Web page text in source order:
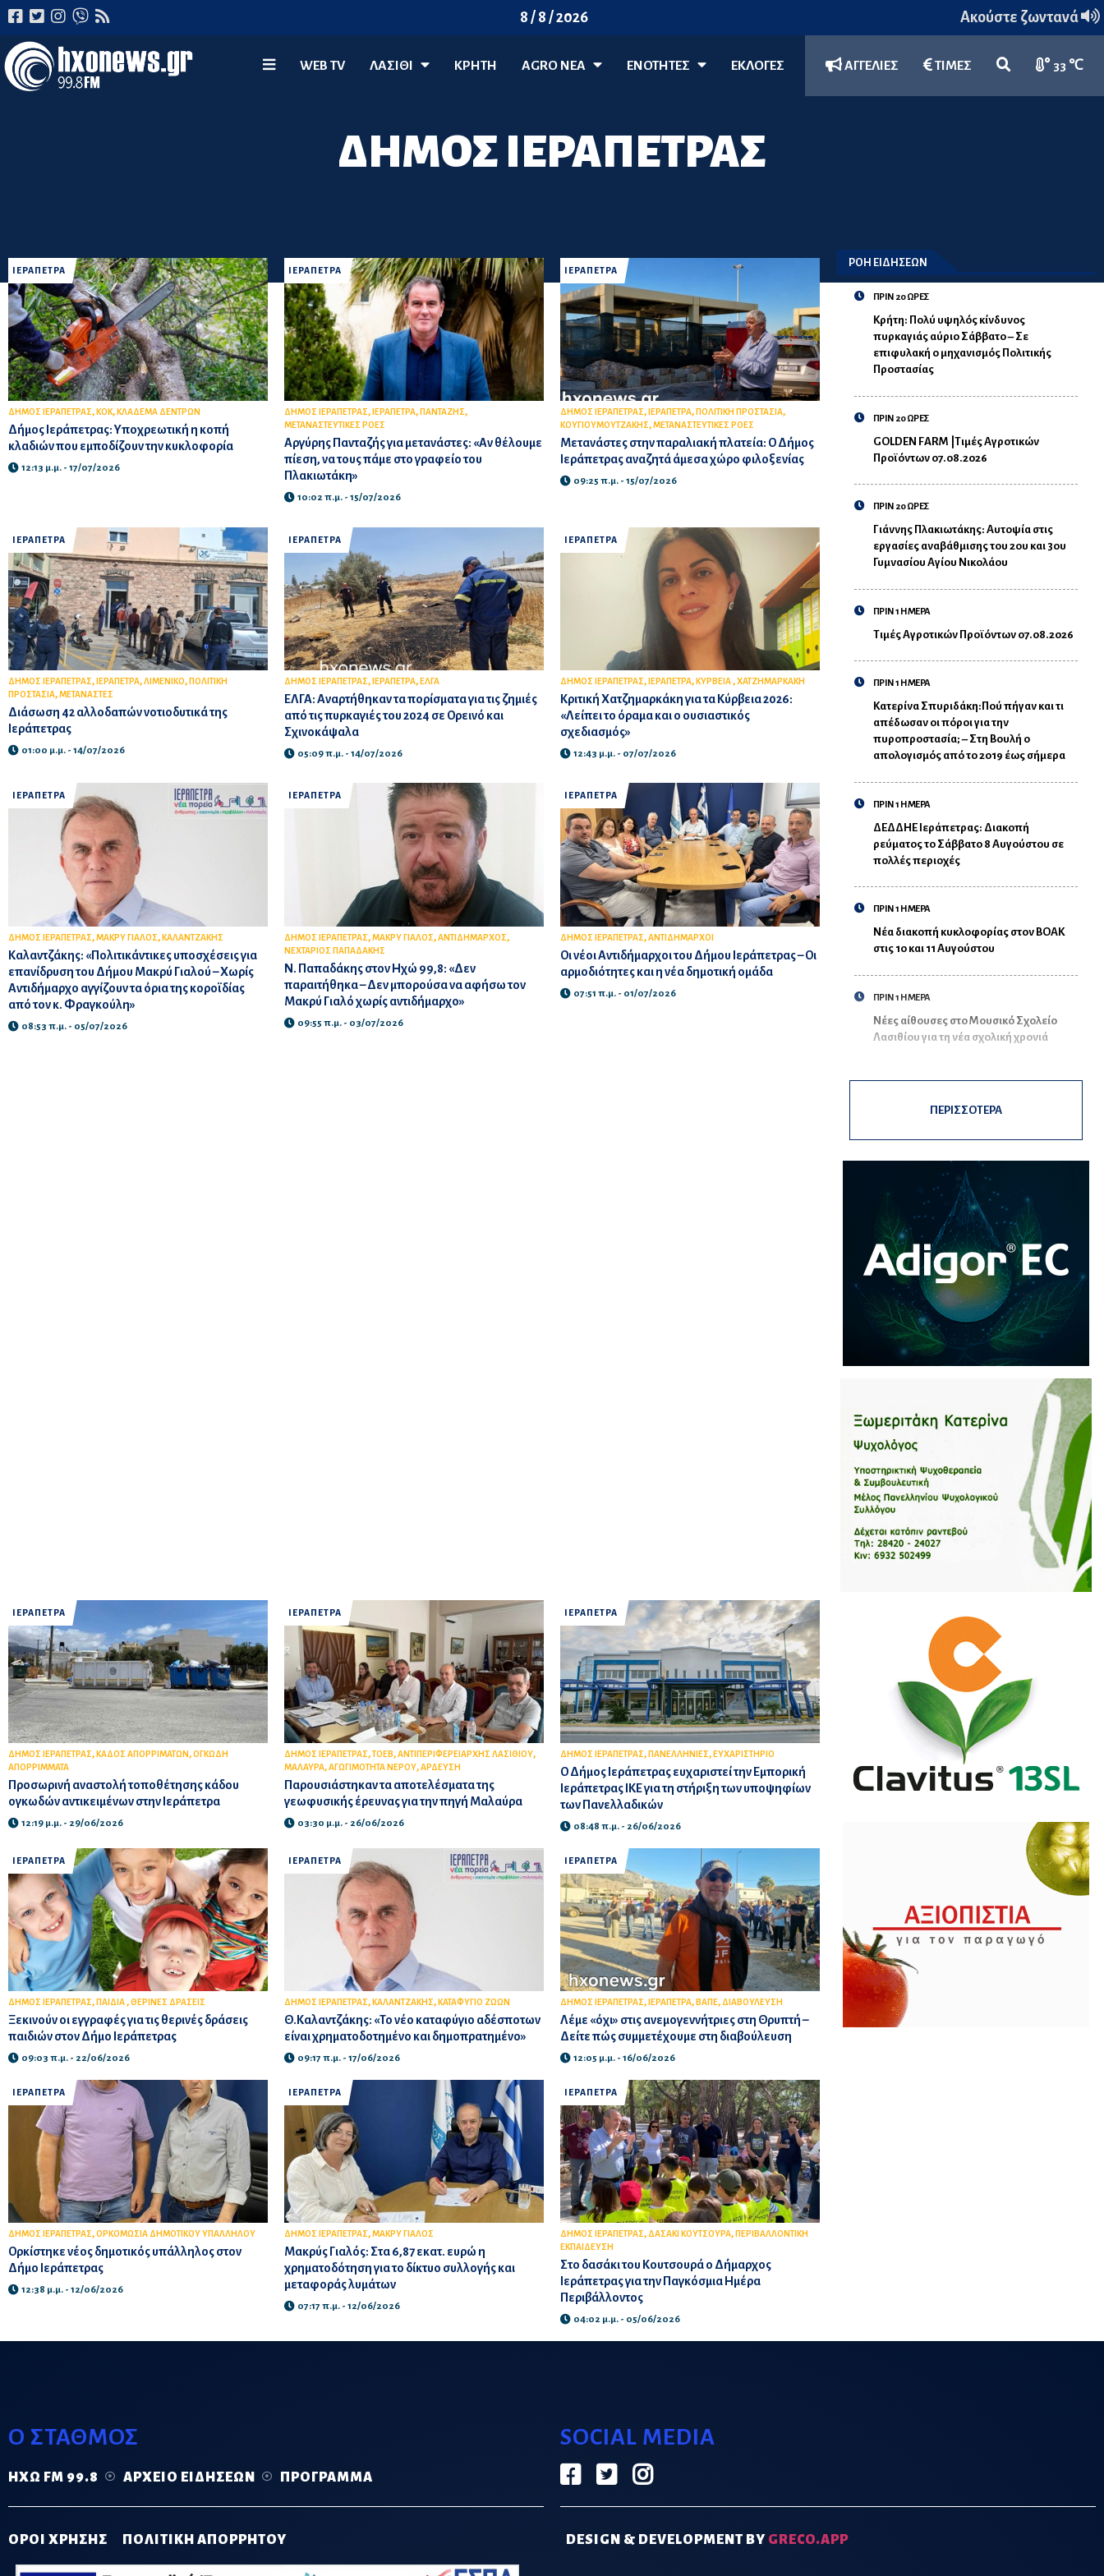
8 / 8 / 2026 Ακούστε ζωντανά
WEB TV ΛΑΣΊΘΙ ΚΡΗΤΗ AGRO ΝΈΑ ΕΝΟΤΗΤΕΣ ΕΚΛΟΓΕΣ ΑΓΓΕΛΙΕΣ ΤΙΜΕΣ 33 ℃
ΔΗΜΟΣ ΙΕΡΑΠΕΤΡΑΣ
ΙΕΡΑΠΕΤΡΑ
ΔΗΜΟΣ ΙΕΡΑΠΕΤΡΑΣ, ΚΟΚ, ΚΛΑΔΕΜΑ ΔΕΝΤΡΩΝ
Δήμος Ιεράπετρας: Υποχρεωτική η κοπή
κλαδιών που εμποδίζουν την κυκλοφορία
12:13 μ.μ. - 17/07/2026
ΙΕΡΑΠΕΤΡΑ
ΔΗΜΟΣ ΙΕΡΑΠΕΤΡΑΣ, ΙΕΡΑΠΕΤΡΑ, ΠΑΝΤΑΖΗΣ,
ΜΕΤΑΝΑΣΤΕΥΤΙΚΕΣ ΡΟΕΣ
Αργύρης Πανταζής για μετανάστες: «Αν θέλουμε
πίεση, να τους πάμε στο γραφείο του
Πλακιωτάκη»
10:02 π.μ. - 15/07/2026
ΙΕΡΑΠΕΤΡΑ
ΔΗΜΟΣ ΙΕΡΑΠΕΤΡΑΣ, ΙΕΡΑΠΕΤΡΑ, ΠΟΛΙΤΙΚΗ ΠΡΟΣΤΑΣΙΑ,
ΚΟΥΓΙΟΥΜΟΥΤΖΑΚΗΣ,ΜΕΤΑΝΑΣΤΕΥΤΙΚΕΣ ΡΟΕΣ
Μετανάστες στην παραλιακή πλατεία: Ο Δήμος
Ιεράπετρας αναζητά άμεσα χώρο φιλοξενίας
09:25 π.μ. - 15/07/2026
ΙΕΡΑΠΕΤΡΑ
ΔΗΜΟΣ ΙΕΡΑΠΕΤΡΑΣ, ΙΕΡΑΠΕΤΡΑ,ΛΙΜΕΝΙΚΟ, ΠΟΛΙΤΙΚΗ
ΠΡΟΣΤΑΣΙΑ,ΜΕΤΑΝΑΣΤΕΣ
Διάσωση 42 αλλοδαπών νοτιοδυτικά της
Ιεράπετρας
01:00 μ.μ. - 14/07/2026
ΙΕΡΑΠΕΤΡΑ
ΔΗΜΟΣ ΙΕΡΑΠΕΤΡΑΣ, ΙΕΡΑΠΕΤΡΑ, ΕΛΓΑ
ΕΛΓΑ: Αναρτήθηκαν τα πορίσματα για τις ζημιές
από τις πυρκαγιές του 2024 σε Ορεινό και
Σχινοκάψαλα
05:09 π.μ. - 14/07/2026
ΙΕΡΑΠΕΤΡΑ
ΔΗΜΟΣ ΙΕΡΑΠΕΤΡΑΣ, ΙΕΡΑΠΕΤΡΑ, ΚΥΡΒΕΙΑ,ΧΑΤΖΗΜΑΡΚΑΚΗ
Κριτική Χατζημαρκάκη για τα Κύρβεια 2026:
«Λείπει το όραμα και ο ουσιαστικός
σχεδιασμός»
12:43 μ.μ. - 07/07/2026
ΙΕΡΑΠΕΤΡΑ
ΔΗΜΟΣ ΙΕΡΑΠΕΤΡΑΣ,ΜΑΚΡΥ ΓΙΑΛΟΣ, ΚΑΛΑΝΤΖΑΚΗΣ
Καλαντζάκης: «Πολιτικάντικες υποσχέσεις για
επανίδρυση του Δήμου Μακρύ Γιαλού – Xωρίς
Αντιδήμαρχο αγγίζουν τα όρια της κοροϊδίας
από τον κ. Φραγκούλη»
08:53 π.μ. - 05/07/2026
ΙΕΡΑΠΕΤΡΑ
ΔΗΜΟΣ ΙΕΡΑΠΕΤΡΑΣ,ΜΑΚΡΥ ΓΙΑΛΟΣ,ΑΝΤΙΔΗΜΑΡΧΟΣ,
ΝΕΧΤΑΡΙΟΣ ΠΑΠΑΔΑΚΗΣ
Ν. Παπαδάκης στον Ηχώ 99,8: «Δεν
παραιτήθηκα – Δεν μπορούσα να αφήσω τον
Μακρύ Γιαλό χωρίς αντιδήμαρχο»
09:55 π.μ. - 03/07/2026
ΙΕΡΑΠΕΤΡΑ
ΔΗΜΟΣ ΙΕΡΑΠΕΤΡΑΣ,ΑΝΤΙΔΗΜΑΡΧΟΙ
Οι νέοι Αντιδήμαρχοι του Δήμου Ιεράπετρας – Οι
αρμοδιότητες και η νέα δημοτική ομάδα
07:51 π.μ. - 01/07/2026
ΡΟΗ ΕΙΔΗΣΕΩΝ
ΠΡΙΝ 20 ΩΡΕΣ
Κρήτη: Πολύ υψηλός κίνδυνος
πυρκαγιάς αύριο Σάββατο – Σε
επιφυλακή ο μηχανισμός Πολιτικής
Προστασίας
ΠΡΙΝ 20 ΩΡΕΣ
GOLDEN FARM |Τιμές Αγροτικών
Προϊόντων 07.08.2026
ΠΡΙΝ 20 ΩΡΕΣ
Γιάννης Πλακιωτάκης: Αυτοψία στις
εργασίες αναβάθμισης του 2ου και 3ου
Γυμνασίου Αγίου Νικολάου
ΠΡΙΝ 1 ΗΜΕΡΑ
Τιμές Αγροτικών Προϊόντων 07.08.2026
ΠΡΙΝ 1 ΗΜΕΡΑ
Κατερίνα Σπυριδάκη:Πού πήγαν και τι
απέδωσαν οι πόροι για την
πυροπροστασία; – Στη Βουλή ο
απολογισμός από το 2019 έως σήμερα
ΠΡΙΝ 1 ΗΜΕΡΑ
ΔΕΔΔΗΕ Ιεράπετρας: Διακοπή
ρεύματος το Σάββατο 8 Αυγούστου σε
πολλές περιοχές
ΠΡΙΝ 1 ΗΜΕΡΑ
Νέα διακοπή κυκλοφορίας στον ΒΟΑΚ
στις 10 και 11 Αυγούστου
ΠΡΙΝ 1 ΗΜΕΡΑ
Νέες αίθουσες στο Μουσικό Σχολείο
Λασιθίου για τη νέα σχολική χρονιά
ΠΕΡΙΣΣΟΤΕΡΑ
ΙΕΡΑΠΕΤΡΑ
ΔΗΜΟΣ ΙΕΡΑΠΕΤΡΑΣ, ΚΑΔΟΣ ΑΠΟΡΡΙΜΑΤΩΝ,ΟΓΚΩΔΗ
ΑΠΟΡΡΙΜΜΑΤΑ
Προσωρινή αναστολή τοποθέτησης κάδου
ογκωδών αντικειμένων στην Ιεράπετρα
12:19 μ.μ. - 29/06/2026
ΙΕΡΑΠΕΤΡΑ
ΔΗΜΟΣ ΙΕΡΑΠΕΤΡΑΣ,ΤΟΕΒ,ΑΝΤΙΠΕΡΙΦΕΡΕΙΑΡΧΗΣ ΛΑΣΙΘΙΟΥ,
ΜΑΛΑΥΡΑ,ΑΓΩΓΙΜΟΤΗΤΑ ΝΕΡΟΥ,ΑΡΔΕΥΣΗ
Παρουσιάστηκαν τα αποτελέσματα της
γεωφυσικής έρευνας για την πηγή Μαλαύρα
03:30 μ.μ. - 26/06/2026
ΙΕΡΑΠΕΤΡΑ
ΔΗΜΟΣ ΙΕΡΑΠΕΤΡΑΣ, ΠΑΝΕΛΛΗΝΙΕΣ, ΕΥΧΑΡΙΣΤΗΡΙΟ
Ο Δήμος Ιεράπετρας ευχαριστεί την Εμπορική
Ιεράπετρας ΙΚΕ για τη στήριξη των υποψηφίων
των Πανελλαδικών
08:48 π.μ. - 26/06/2026
ΙΕΡΑΠΕΤΡΑ
ΔΗΜΟΣ ΙΕΡΑΠΕΤΡΑΣ, ΠΑΙΔΙΑ,ΘΕΡΙΝΕΣ ΔΡΑΣΕΙΣ
Ξεκινούν οι εγγραφές για τις θερινές δράσεις
παιδιών στον Δήμο Ιεράπετρας
09:03 π.μ. - 22/06/2026
ΙΕΡΑΠΕΤΡΑ
ΔΗΜΟΣ ΙΕΡΑΠΕΤΡΑΣ, ΚΑΛΑΝΤΖΑΚΗΣ, ΚΑΤΑΦΥΓΙΟ ΖΩΩΝ
Θ.Καλαντζάκης: «Το νέο καταφύγιο αδέσποτων
είναι χρηματοδοτημένο και δημοπρατημένο»
09:17 π.μ. - 17/06/2026
ΙΕΡΑΠΕΤΡΑ
ΔΗΜΟΣ ΙΕΡΑΠΕΤΡΑΣ, ΙΕΡΑΠΕΤΡΑ, ΒΑΠΕ, ΔΙΑΒΟΥΛΕΥΣΗ
Λέμε «όχι» στις ανεμογεννήτριες στη Θρυπτή –
Δείτε πώς συμμετέχουμε στη διαβούλευση
12:05 μ.μ. - 16/06/2026
ΙΕΡΑΠΕΤΡΑ
ΔΗΜΟΣ ΙΕΡΑΠΕΤΡΑΣ,ΟΡΚΟΜΩΣΙΑ ΔΗΜΟΤΙΚΟΥ ΥΠΑΛΛΗΛΟΥ
Ορκίστηκε νέος δημοτικός υπάλληλος στον
Δήμο Ιεράπετρας
12:38 μ.μ. - 12/06/2026
ΙΕΡΑΠΕΤΡΑ
ΔΗΜΟΣ ΙΕΡΑΠΕΤΡΑΣ,ΜΑΚΡΥ ΓΙΑΛΟΣ
Μακρύς Γιαλός: Στα 6,87 εκατ. ευρώ η
χρηματοδότηση για το δίκτυο συλλογής και
μεταφοράς λυμάτων
07:17 π.μ. - 12/06/2026
ΙΕΡΑΠΕΤΡΑ
ΔΗΜΟΣ ΙΕΡΑΠΕΤΡΑΣ, ΔΑΣΑΚΙ ΚΟΥΤΣΟΥΡΑ, ΠΕΡΙΒΑΛΛΟΝΤΙΚΗ
ΕΚΠΑΙΔΕΥΣΗ
Στο δασάκι του Κουτσουρά ο Δήμαρχος
Ιεράπετρας για την Παγκόσμια Ημέρα
Περιβάλλοντος
04:02 μ.μ. - 05/06/2026
Ο ΣΤΑΘΜΟΣ
ΗΧΏ FM 99.8 ΑΡΧΕΊΟ ΕΙΔΉΣΕΩΝ ΠΡΌΓΡΑΜΜΑ
SOCIAL MEDIA
ΟΡΟΙ ΧΡΗΣΗΣ ΠΟΛΙΤΙΚΗ ΑΠΟΡΡΗΤΟΥ DESIGN & DEVELOPMENT BY GRECO.APP